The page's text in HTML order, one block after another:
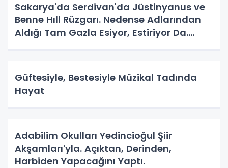
Sakarya'da Serdivan'da Jüstinyanus ve
Benne Hıll Rüzgarı. Nedense Adlarından
Aldığı Tam Gazla Esiyor, Estiriyor Da.
Güftesiyle, Bestesiyle Müzikal Tadında
Hayat
Adabilim Okulları Yedincioğul Şiir
Akşamları'yla. Açıktan, Derinden,
Harbiden Yapacağını Yaptı.